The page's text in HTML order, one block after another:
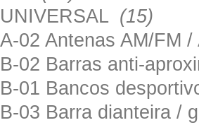
UNIVERSAL (15)
A-02 Antenas AM/FM
B-02 Barras anti-
B-01 Bancos
B-03 Barra dianteira /